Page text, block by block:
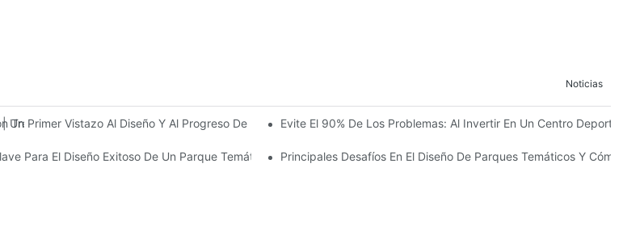
Noticias
Tres Plantas De Instalaciones De Entretenimiento Con Más De 60 Emocionantes Atracciones.
Un Primer Vistazo Al Diseño Y Al Progreso De La Construcción Del Reino Infantil Modoqi De Wuhan, De 13.000
Evite El 90% De Los Problemas: Al Invertir En Un Centro
Para El Diseño Exitoso De Un Parque Temático Principales Desafíos En El Diseño De Parques Temáticos Y